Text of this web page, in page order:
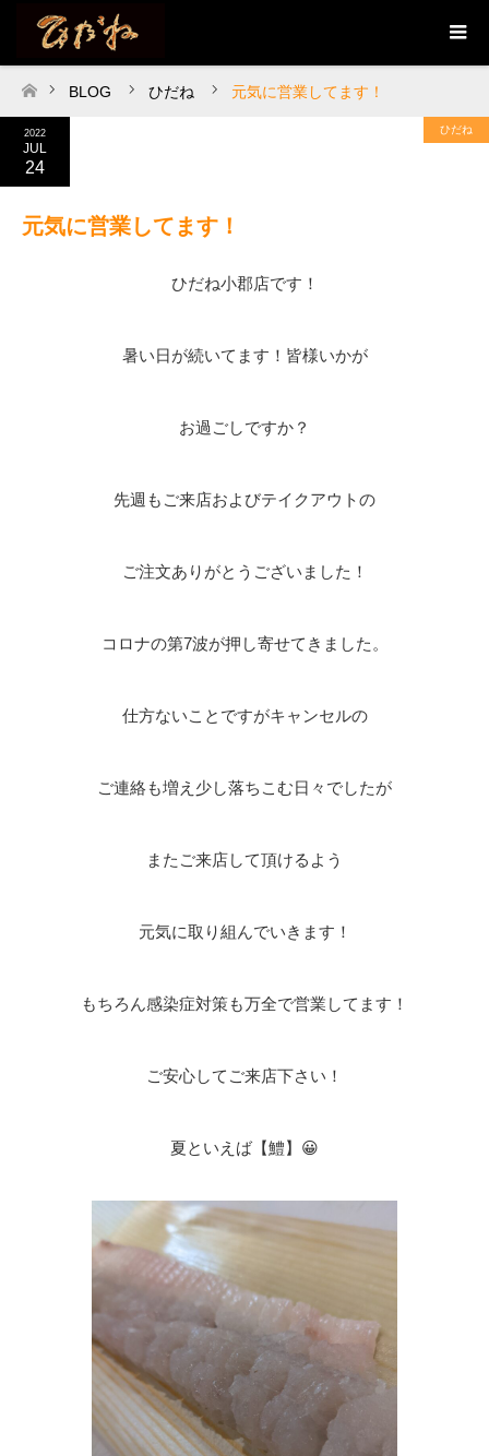
ホーム
BLOG ひだね 元気に営業してます！
2022
JUL
24
ひだね
元気に営業してます！
ひだね小郡店です！
暑い日が続いてます！皆様いかが
お過ごしですか？
先週もご来店およびテイクアウトの
ご注文ありがとうございました！
コロナの第7波が押し寄せてきました。
仕方ないことですがキャンセルの
ご連絡も増え少し落ちこむ日々でしたが
またご来店して頂けるよう
元気に取り組んでいきます！
もちろん感染症対策も万全で営業してます！
ご安心してご来店下さい！
夏といえば【鱧】😀